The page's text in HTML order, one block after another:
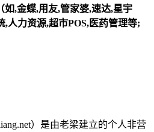
,金蝶,用友,管家婆,速达,星宇
人力资源,超市POS,医药管理等;
）是由老梁建立的个人非营